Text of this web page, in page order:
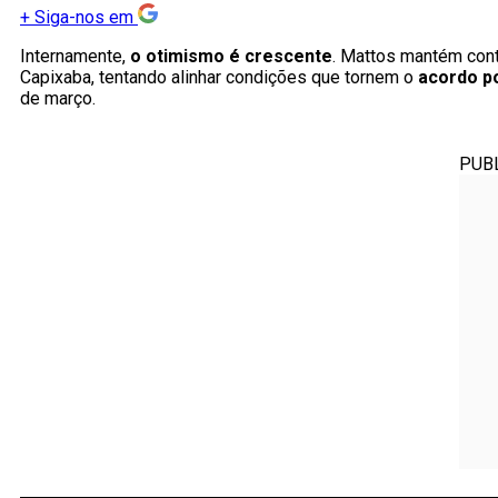
+ Siga-nos em
Internamente, o otimismo é crescente. Mattos mantém
Capixaba, tentando alinhar condições que tornem o acordo
de março.